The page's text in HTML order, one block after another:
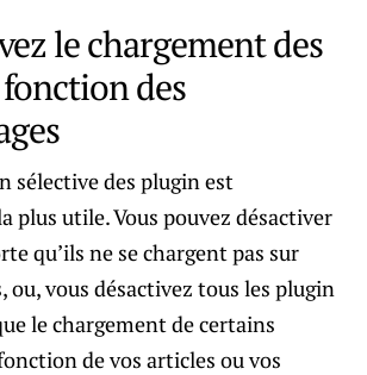
le chargement des
des
sélective des plugin est
plus utile. Vous pouvez désactiver
qu’ils ne se chargent pas sur
ou, vous désactivez tous les plugin
le chargement de certains
de vos articles ou vos